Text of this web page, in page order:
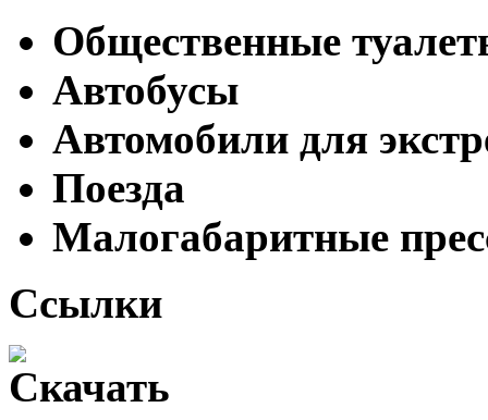
Общественные
Автобусы
Автомобили для
Поезда
Малогабаритные
Ссылки